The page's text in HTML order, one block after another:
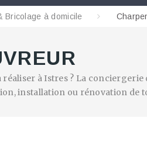
Bricolage à domicile
à Istres ? La
installation ou rénovation de